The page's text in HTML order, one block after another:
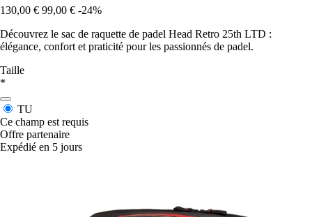
130,00 € 99,00 € -24%
Découvrez le sac de raquette de padel Head Retro 25th LTD :
élégance, confort et praticité pour les passionnés de padel.
Taille
*
TU
Ce champ est requis
Offre partenaire
Expédié en 5 jours